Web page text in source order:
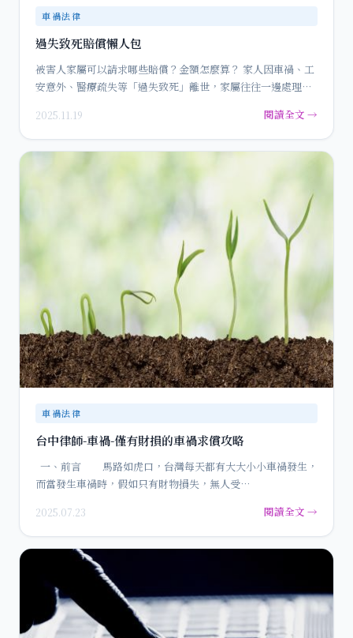
車禍法律
過失致死賠償懶人包
被害人家屬可以請求哪些賠償？金額怎麼算？ 家人因車禍、工
安意外、醫療疏失等「過失致死」離世，家屬往往一邊處理後
2025.11.19 閱讀全文 →
車禍法律
台中律師-車禍-僅有財損的車禍求償攻略
一、前言 馬路如虎口，台灣每天都有大大小小車禍發生，
而當發生車禍時，假如只有財物損失，無人受…
2025.07.23 閱讀全文 →